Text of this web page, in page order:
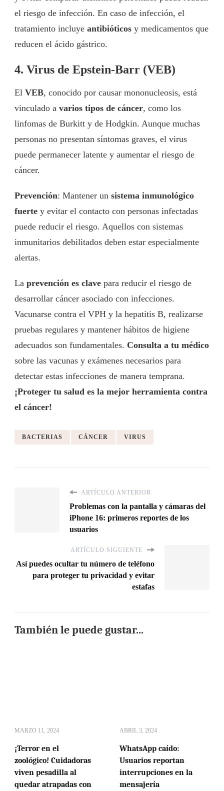
el riesgo de infección. En caso de infección, el
tratamiento incluye antibióticos y medicamentos que
reducen el ácido gástrico.
4. Virus de Epstein-Barr (VEB)
El VEB, conocido por causar mononucleosis, está
vinculado a varios tipos de cáncer, como los
linfomas de Burkitt y de Hodgkin. Aunque muchas
personas no presentan síntomas graves, el virus
puede permanecer latente y aumentar el riesgo de
cáncer.
Prevención: Mantener un sistema inmunológico
fuerte y evitar el contacto con personas infectadas
puede reducir el riesgo. Aquellos con sistemas
inmunitarios debilitados deben estar especialmente
alertas.
La prevención es clave para reducir el riesgo de
desarrollar cáncer asociado con infecciones.
Vacunarse contra el VPH y la hepatitis B, realizarse
pruebas regulares y mantener hábitos de higiene
adecuados son fundamentales. Consulta a tu médico
sobre las vacunas y exámenes necesarios para
detectar estas infecciones de manera temprana.
¡Proteger tu salud es la mejor herramienta contra
el cáncer!
BACTERIAS CÁNCER VIRUS
ARTÍCULO ANTERIOR
Problemas con la pantalla y cámaras del
iPhone 16: primeros reportes de los
usuarios
ARTÍCULO SIGUIENTE
Así puedes ocultar tu número de teléfono
para proteger tu privacidad y evitar
estafas
También le puede gustar...
MARZO 11, 2024
¡Terror en el
zoológico! Cuidadoras
viven pesadilla al
quedar atrapadas con
ABRIL 3, 2024
WhatsApp caído:
Usuarios reportan
interrupciones en la
mensajería